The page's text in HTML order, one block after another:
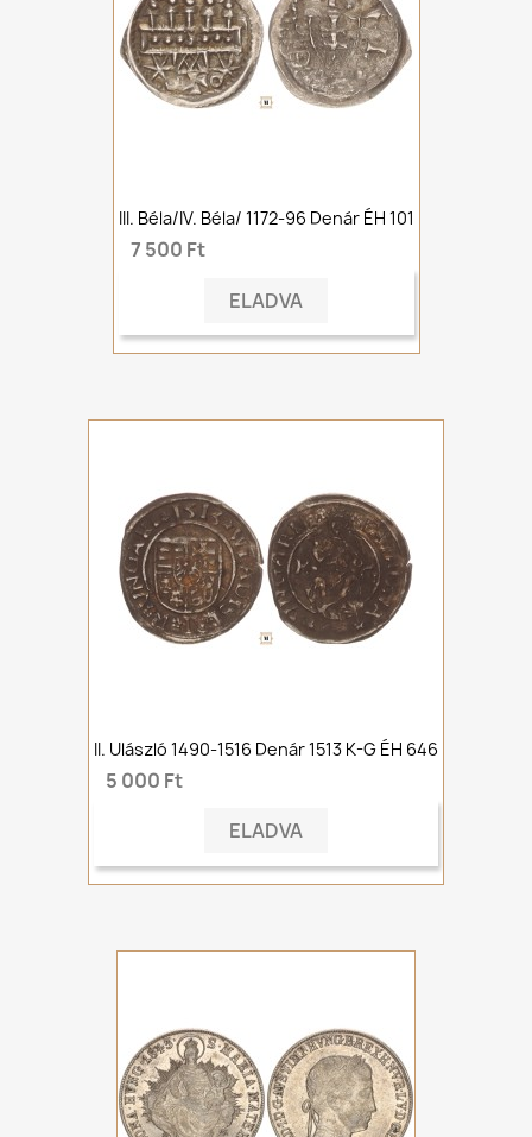
III. Béla/IV. Béla/ 1172-96 Denár ÉH 101
7 500 Ft
ELADVA
II. Ulászló 1490-1516 Denár 1513 K-G ÉH 646
5 000 Ft
ELADVA